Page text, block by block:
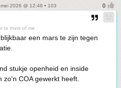
2026 @ 12:46 • 103
to think of me
een mars te zijn tegen
stukje openheid en inside
COA gewerkt heeft.